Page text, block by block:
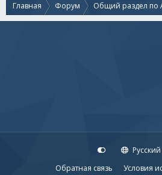
Главная Форум Общий раздел по
Русский
Обратная связь
Условия